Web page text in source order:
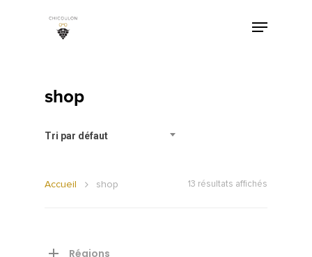
shop
Tri par défaut
13 résultats affichés
Accueil shop
Régions